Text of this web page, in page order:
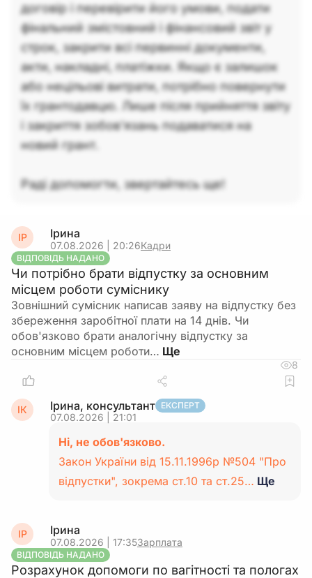
договір і перевірити його умови, подати
фінальний змістовний і фінансовий звіт у
строк, закрити всі первинні документи,
акти, накладні, платіжки. Якщо є залишок
або нецільові витрати, потрібно повернути
їх грантодавцю. Лише після прийняття звіту
і закриття зобов’язань подаватися на
новий грант.
Раді допомогти, звертайтесь ще!
ІР Ірина
07.08.2026 | 20:26Кадри
ВІДПОВІДЬ НАДАНО
Чи потрібно брати відпустку за основним
місцем роботи суміснику
Зовнішний сумісник написав заяву на відпустку без
збереження заробітної плати на 14 днів. Чи
обов'язково брати аналогічну відпустку за
основним місцем роботи…
8
ІК Ірина, консультант ЕКСПЕРТ
07.08.2026 | 21:01
Ні, не обов'язково.
Закон України від 15.11.1996р №504 "Про
відпустки", зокрема ст.10 та ст.25… Ще
ІР Ірина
07.08.2026 | 17:35Зарплата
ВІДПОВІДЬ НАДАНО
Розрахунок допомоги по вагітності та пологах